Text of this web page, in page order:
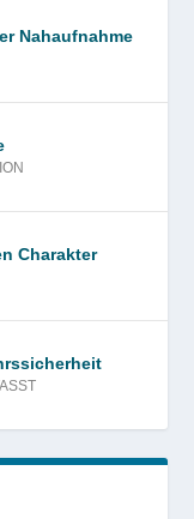
Nahaufnahme
Charakter